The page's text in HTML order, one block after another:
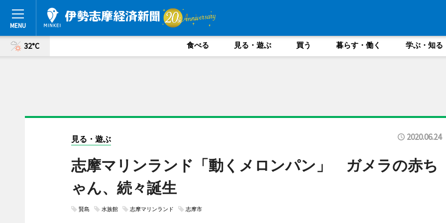
32°C 食べる 見る・遊ぶ 買う 暮らす・働く 学ぶ・知る
見る・遊ぶ 2020.06.24
志摩マリンランド「動くメロンパン」 ガメラの赤ち
ゃん、続々誕生
賢島 水族館 志摩マリンランド 志摩市